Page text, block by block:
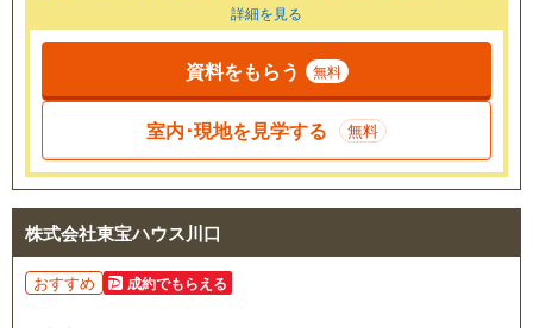
詳細を見る
資料をもらう 無料
室内･現地を見学する 無料
株式会社東宝ハウス川口
おすすめ 成約でもらえる